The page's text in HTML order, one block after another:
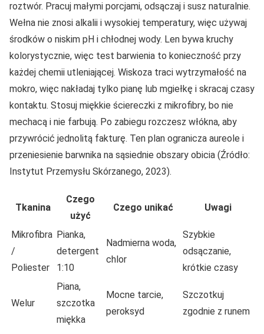
roztwór. Pracuj małymi porcjami, odsączaj i susz naturalnie.
Wełna nie znosi alkalii i wysokiej temperatury, więc używaj
środków o niskim pH i chłodnej wody. Len bywa kruchy
kolorystycznie, więc test barwienia to konieczność przy
każdej chemii utleniającej. Wiskoza traci wytrzymałość na
mokro, więc nakładaj tylko pianę lub mgiełkę i skracaj czasy
kontaktu. Stosuj miękkie ściereczki z mikrofibry, bo nie
mechacą i nie farbują. Po zabiegu rozczesz włókna, aby
przywrócić jednolitą fakturę. Ten plan ogranicza aureole i
przeniesienie barwnika na sąsiednie obszary obicia (Źródło:
Instytut Przemysłu Skórzanego, 2023).
Tkanina
Czego
użyć
Czego unikać Uwagi
Mikrofibra
/
Poliester
Pianka,
detergent
1:10
Nadmierna woda,
chlor
Szybkie
odsączanie,
krótkie czasy
Welur
Piana,
szczotka
miękka
Mocne tarcie,
peroksyd
Szczotkuj
zgodnie z runem